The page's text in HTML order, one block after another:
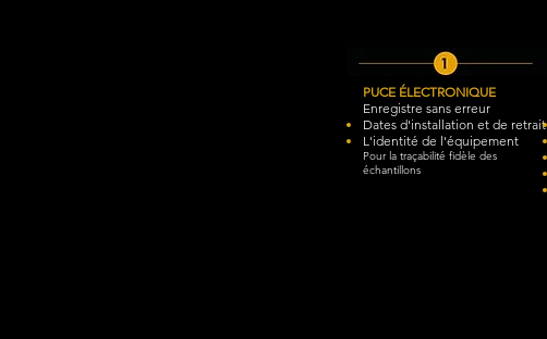
PUCE ÉLECTRONIQUE
Enregistre sans erreur
Dates d'installation et de retrait
L'identité de l'équipement
Pour la traçabilité fidèle des
échantillons